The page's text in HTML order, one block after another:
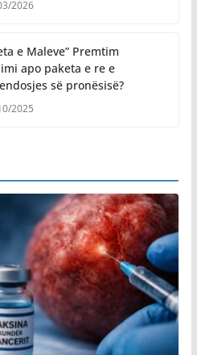
2026
e Maleve” Premtim
apo paketa e re e
së pronësisë?
2025